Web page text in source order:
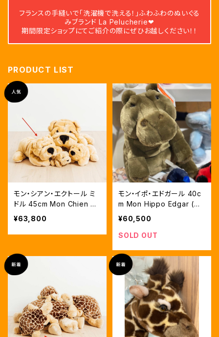
フランスの手縫いで「洗濯機で洗える！」ふわふわのぬいぐる
みブランド La Pelucherie❤︎
期間限定ショップにてご紹介の際にぜひお越しください！！
PRODUCT LIST
モン・シアン・エクトール ミ
ドル 45cm Mon Chien He
ctor (犬のぬいぐるみ）ベー
¥63,800
モン・イポ・エドガール 40c
m Mon Hippo Edgar (カ
バのぬいぐるみ)
¥60,500
SOLD OUT